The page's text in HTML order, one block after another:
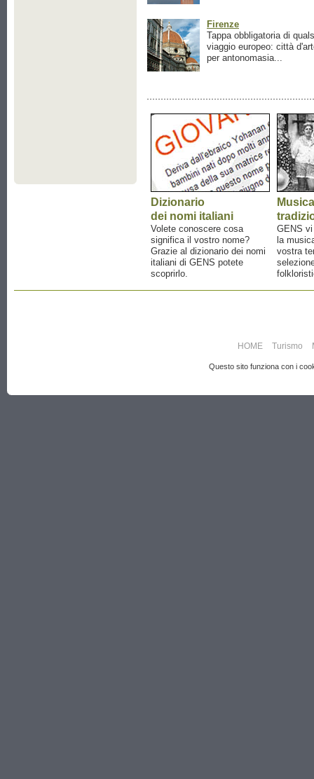
Firenze
Tappa obbligatoria di
viaggio europeo: città
per antonomasia...
Dizionario
dei nomi italiani
Volete conoscere cosa
significa il vostro nome?
Grazie al dizionario dei nomi
italiani di GENS potete
scoprirlo.
Musica
GENS
la
vostra
HOME Turismo
Questo sito funziona con i